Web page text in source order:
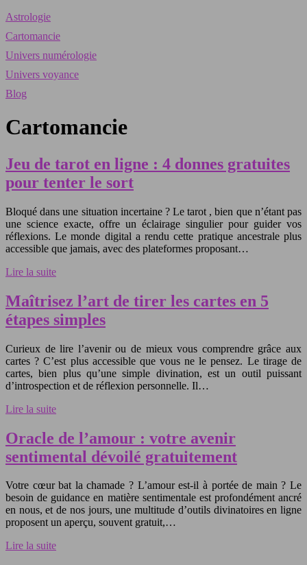
Astrologie
Cartomancie
Univers numérologie
Univers voyance
Blog
Cartomancie
Jeu de tarot en ligne : 4 donnes gratuites
pour tenter le sort
Bloqué dans une situation incertaine ? Le tarot , bien que n’étant pas
une science exacte, offre un éclairage singulier pour guider vos
réflexions. Le monde digital a rendu cette pratique ancestrale plus
accessible que jamais, avec des plateformes proposant…
Lire la suite
Maîtrisez l’art de tirer les cartes en 5
étapes simples
Curieux de lire l’avenir ou de mieux vous comprendre grâce aux
cartes ? C’est plus accessible que vous ne le pensez. Le tirage de
cartes, bien plus qu’une simple divination, est un outil puissant
d’introspection et de réflexion personnelle. Il…
Lire la suite
Oracle de l’amour : votre avenir
sentimental dévoilé gratuitement
Votre cœur bat la chamade ? L’amour est-il à portée de main ? Le
besoin de guidance en matière sentimentale est profondément ancré
en nous, et de nos jours, une multitude d’outils divinatoires en ligne
proposent un aperçu, souvent gratuit,…
Lire la suite